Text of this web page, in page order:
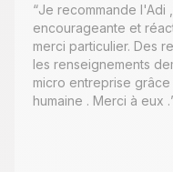
Je recommande l'Adi
encourageante et
merci particulier. Des
les renseignements
micro entreprise
humaine . Merci à eux .